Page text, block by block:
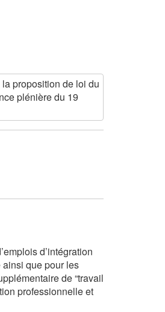
proposition de loi du
plénière du 19
d’intégration
que pour les
de “travail
professionnelle et